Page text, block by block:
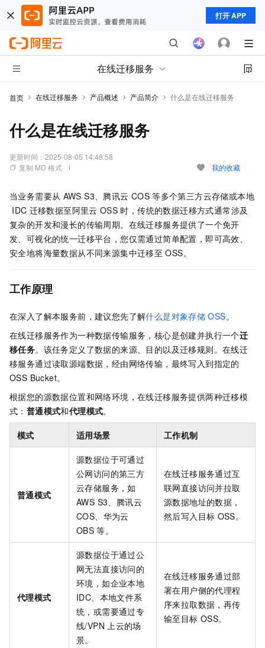
打开 APP
在线迁移服务
首页 在线迁移服务 产品概述 产品简介 什么是在线迁移服务
什么是在线迁移服务
更新时间： 2025-08-05 14:48:58
复制 MD 格式
我的收藏
当业务需要从 AWS S3、腾讯云 COS 等多个第三方云存储或本地
IDC 迁移数据至阿里云 OSS 时，传统的数据迁移方式通常涉及
复杂的开发和漫长的传输周期。在线迁移服务提供了一个免开
发、可视化的统一迁移平台，您仅需通过简单配置，即可高效、
安全地将海量数据从不同来源集中迁移至 OSS。
工作原理
在深入了解本服务前，建议您先了解什么是对象存储 OSS。
在线迁移服务作为一种数据传输服务，核心是创建并执行一个迁
移任务。该任务定义了数据的来源、目的以及迁移规则。在线迁
移服务通过读取源端数据，经由网络传输，最终写入到指定的
OSS Bucket。
根据您的源数据位置和网络环境，在线迁移服务提供两种迁移模
式： 普通模式和代理模式。
模式 适用场景 工作机制
普通模式
源数据位于可通过
公网访问的第三方
云存储服务，如
AWS S3、腾讯云
COS、华为云
OBS 等。
在线迁移服务通过互
联网直接访问并拉取
源数据地址的数据，
然后写入目标 OSS。
代理模式
源数据位于通过公
网无法直接访问的
环境，如企业本地
IDC、本地文件系
统，或需要通过专
线/VPN 上云的场
景。
在线迁移服务通过部
署在用户侧的代理程
序来拉取数据，再传
输至目标 OSS。